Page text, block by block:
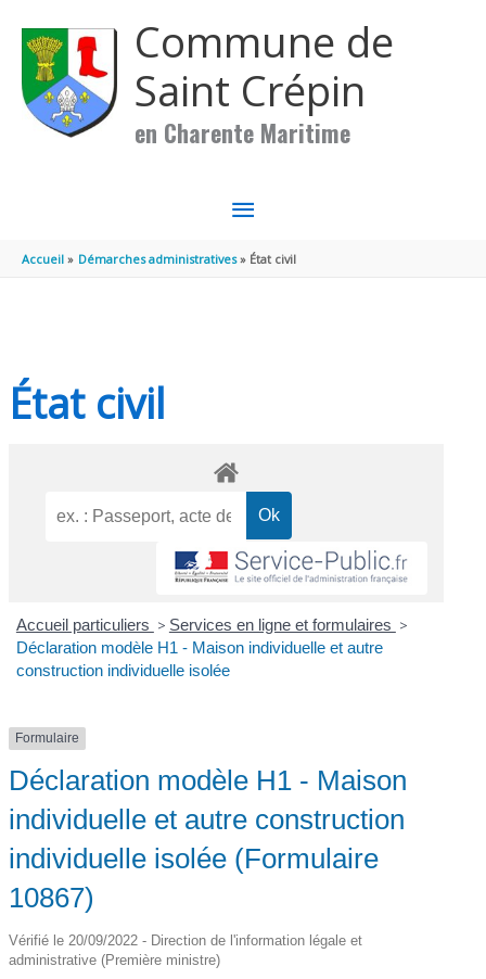
Commune de
Saint Crépin
en Charente Maritime
MENU
PRINCIPAL
Accueil Démarches administratives État civil
État civil
Accueil particuliers > Services en ligne et formulaires >
Déclaration modèle H1 - Maison individuelle et autre
construction individuelle isolée
Formulaire
Déclaration modèle H1 - Maison
individuelle et autre construction
individuelle isolée (Formulaire
10867)
Vérifié le 20/09/2022 - Direction de l'information légale et
administrative (Première ministre)